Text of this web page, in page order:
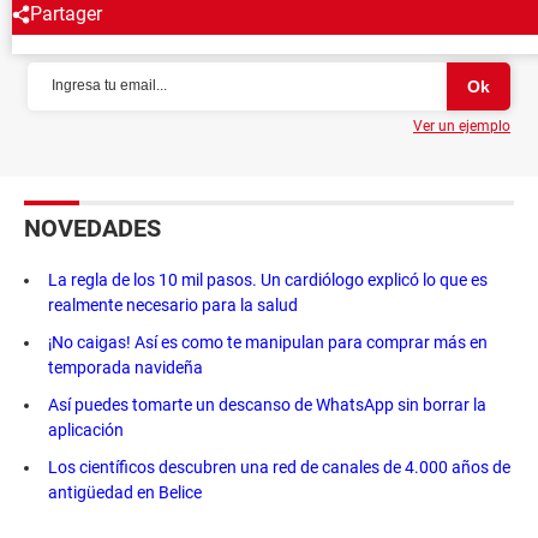
Partager
NEWSLETTER
Ver un ejemplo
NOVEDADES
La regla de los 10 mil pasos. Un cardiólogo explicó lo que es
realmente necesario para la salud
¡No caigas! Así es como te manipulan para comprar más en
temporada navideña
Así puedes tomarte un descanso de WhatsApp sin borrar la
aplicación
Los científicos descubren una red de canales de 4.000 años de
antigüedad en Belice